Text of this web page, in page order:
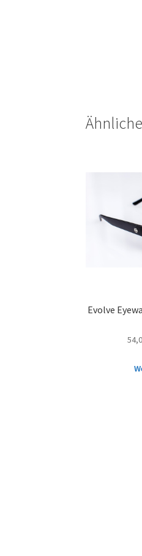
Evolve